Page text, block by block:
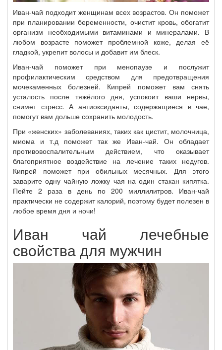
Иван-чай подходит женщинам всех возрастов. Он поможет
при планировании беременности, очистит кровь, обогатит
организм необходимыми витаминами и минералами. В
любом возрасте поможет проблемной коже, делая её
гладкой, укрепит волосы и добавит им блеск.
Иван-чай поможет при менопаузе и послужит
профилактическим средством для предотвращения
мочекаменных болезней. Кипрей поможет вам снять
усталость после тяжёлого дня, успокоит ваши нервы,
снимет стресс. А антиоксиданты, содержащиеся в чае,
помогут вам дольше сохранить молодость.
При «женских» заболеваниях, таких как цистит, молочница,
миома и т.д поможет так же Иван-чай. Он обладает
противовоспалительным действием, что оказывает
благоприятное воздействие на лечение таких недугов.
Кипрей поможет при обильных месячных. Для этого
заварите одну чайную ложку чая на один стакан кипятка.
Пейте 2 раза в день по 200 миллилитров. Иван-чай
практически не содержит калорий, поэтому будет полезен в
любое время дня и ночи!
Иван чай лечебные
свойства для мужчин